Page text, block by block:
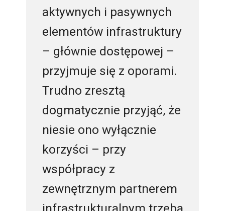
aktywnych i pasywnych
elementów infrastruktury
– głównie dostępowej –
przyjmuje się z oporami.
Trudno zresztą
dogmatycznie przyjąć, że
niesie ono wyłącznie
korzyści – przy
współpracy z
zewnętrznym partnerem